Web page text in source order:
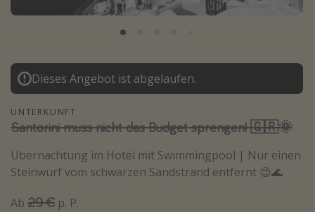
Lombardei
Gambia
Alle Reisethemen
Städtereisen
Strandurlaub
Wellnessurlaub
Dieses Angebot ist abgelaufen.
UNTERKUNFT
Santorini muss nicht das Budget sprengen! 🇬🇷🌞
Übernachtung im Hotel mit Swimmingpool | Nur einen
Steinwurf vom schwarzen Sandstrand entfernt 😍🌊
Ab 29 € p. P.